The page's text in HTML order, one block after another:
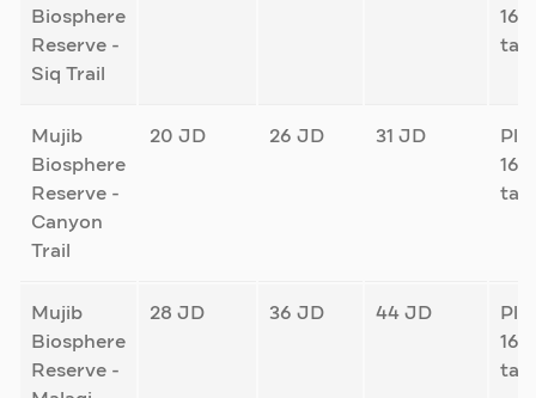
Biosphere
Reserve -
Siq Trail
16%
tax
Mujib
Biosphere
Reserve -
Canyon
Trail
20 JD 26 JD 31 JD
16%
tax
Mujib
Biosphere
Reserve -
28 JD 36 JD 44 JD
16%
tax